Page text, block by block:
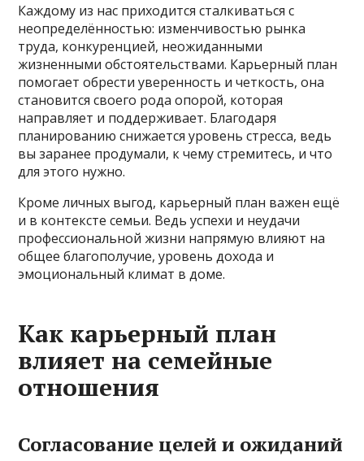
Каждому из нас приходится сталкиваться с
неопределённостью: изменчивостью рынка
труда, конкуренцией, неожиданными
жизненными обстоятельствами. Карьерный план
помогает обрести уверенность и четкость, она
становится своего рода опорой, которая
направляет и поддерживает. Благодаря
планированию снижается уровень стресса, ведь
вы заранее продумали, к чему стремитесь, и что
для этого нужно.
Кроме личных выгод, карьерный план важен ещё
и в контексте семьи. Ведь успехи и неудачи
профессиональной жизни напрямую влияют на
общее благополучие, уровень дохода и
эмоциональный климат в доме.
Как карьерный план
влияет на семейные
отношения
Согласование целей и ожиданий